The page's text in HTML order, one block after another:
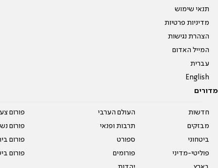
תנאי שימוש
מדיניות פרטיות
הצהרת נגישות
המייל האדום
עברית
English
מדורים
חדשות
מבזקים
ביטחוני
פוליטי-מדיני
העולם הערבי
תרבות ופנאי
ספורט
פורומים
פורום
פורום
פורום
פורום